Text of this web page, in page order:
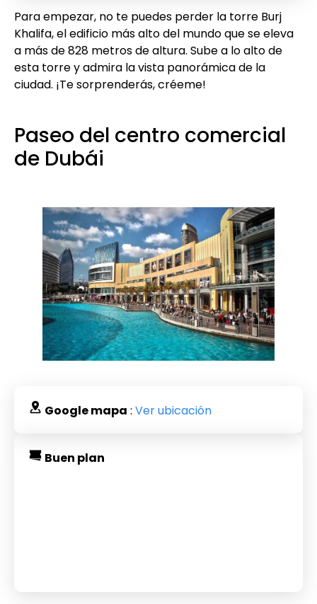
Para empezar, no te puedes perder la torre Burj
Khalifa, el edificio más alto del mundo que se eleva
a más de 828 metros de altura. Sube a lo alto de
esta torre y admira la vista panorámica de la
ciudad. ¡Te sorprenderás, créeme!
Paseo del centro comercial
de Dubái
Google mapa : Ver ubicación
Buen plan